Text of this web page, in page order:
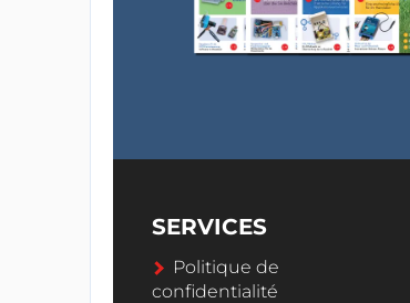
SERVICES
Politique de
confidentialité